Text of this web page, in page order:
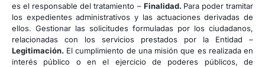
es el responsable del tratamiento – Finalidad. Para poder tramitar
los expedientes administrativos y las actuaciones derivadas de
ellos. Gestionar las solicitudes formuladas por los ciudadanos,
relacionadas con los servicios prestados por la Entidad –
Legitimación. El cumplimiento de una misión que es realizada en
interés público o en el ejercicio de poderes públicos, de